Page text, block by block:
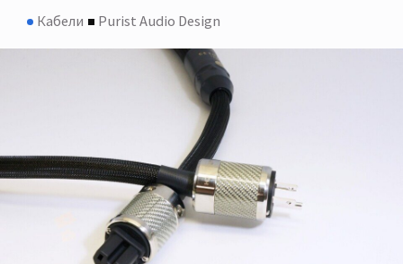
Кабели Purist Audio Design